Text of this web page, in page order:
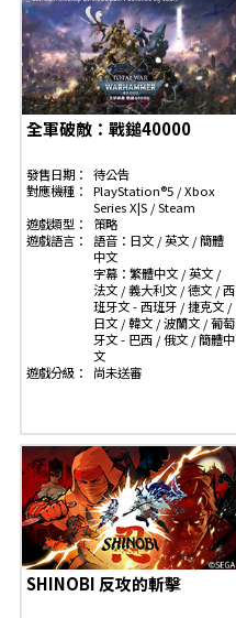
全軍破敵：戰鎚40000
發售日期：
待公告
對應機種：
PlayStation®5 / Xbox
Series X|S / Steam
遊戲類型：
策略
遊戲語言：
語音：日文 / 英文 / 簡體
中文
字幕：繁體中文 / 英文 /
法文 / 義大利文 / 德文 / 西
班牙文 - 西班牙 / 捷克文 /
日文 / 韓文 / 波蘭文 / 葡萄
牙文 - 巴西 / 俄文 / 簡體中
文
遊戲分級：
尚未送審
SHINOBI 反攻的斬擊